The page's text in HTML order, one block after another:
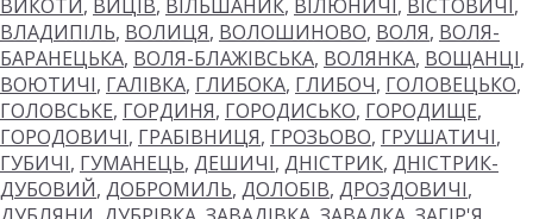
ВИКОТИ, ВИЦІВ, ВІЛЬШАНИК, ВІЛЮНИЧІ, ВІСТОВИЧІ,
ВЛАДИПІЛЬ, ВОЛИЦЯ, ВОЛОШИНОВО, ВОЛЯ, ВОЛЯ-
БАРАНЕЦЬКА, ВОЛЯ-БЛАЖІВСЬКА, ВОЛЯНКА, ВОЩАНЦІ,
ВОЮТИЧІ, ГАЛІВКА, ГЛИБОКА, ГЛИБОЧ, ГОЛОВЕЦЬКО,
ГОЛОВСЬКЕ, ГОРДИНЯ, ГОРОДИСЬКО, ГОРОДИЩЕ,
ГОРОДОВИЧІ, ГРАБІВНИЦЯ, ГРОЗЬОВО, ГРУШАТИЧІ,
ГУБИЧІ, ГУМАНЕЦЬ, ДЕШИЧІ, ДНІСТРИК, ДНІСТРИК-
ДУБОВИЙ, ДОБРОМИЛЬ, ДОЛОБІВ, ДРОЗДОВИЧІ,